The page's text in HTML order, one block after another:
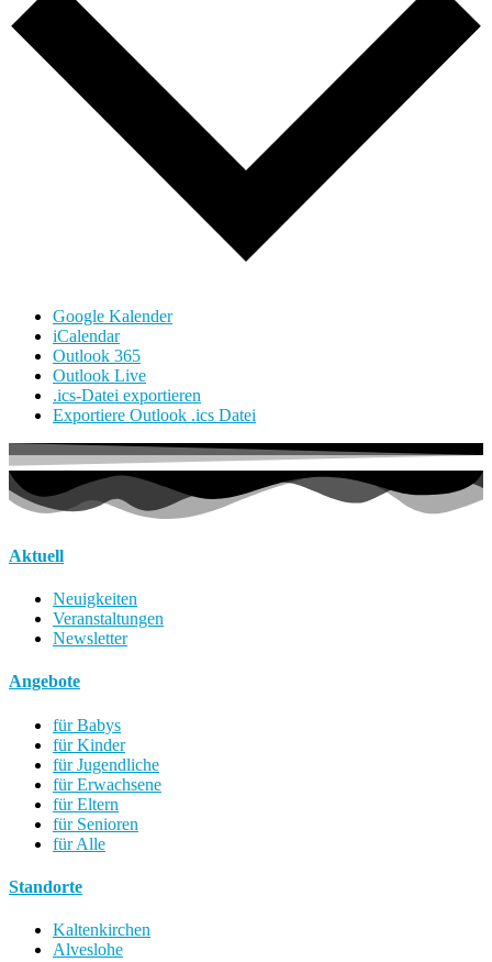
Google Kalender
iCalendar
Outlook 365
Outlook Live
.ics-Datei exportieren
Exportiere Outlook .ics Datei
Aktuell
Neuigkeiten
Veranstaltungen
Newsletter
Angebote
für Babys
für Kinder
für Jugendliche
für Erwachsene
für Eltern
für Senioren
für Alle
Standorte
Kaltenkirchen
Alveslohe